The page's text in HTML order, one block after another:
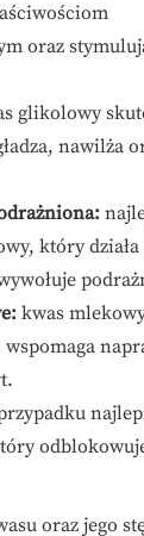
oraz
glikolowy
nawilża
który działa
kwas
wspomaga
oraz jego